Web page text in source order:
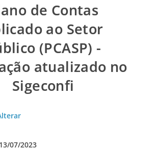
de Contas
ao Setor
(PCASP) -
atualizado no
Sigeconfi
13/07/2023